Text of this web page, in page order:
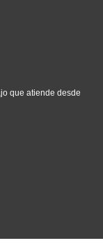
que atiende desde